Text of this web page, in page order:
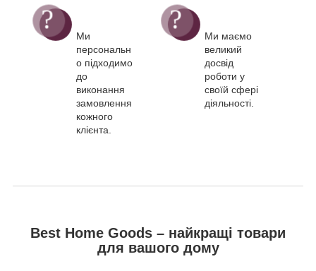
Ми
персональн
о підходимо
до
виконання
замовлення
кожного
клієнта.
Ми маємо
великий
досвід
роботи у
своїй сфері
діяльності.
Best Home Goods – найкращі товари
для вашого дому